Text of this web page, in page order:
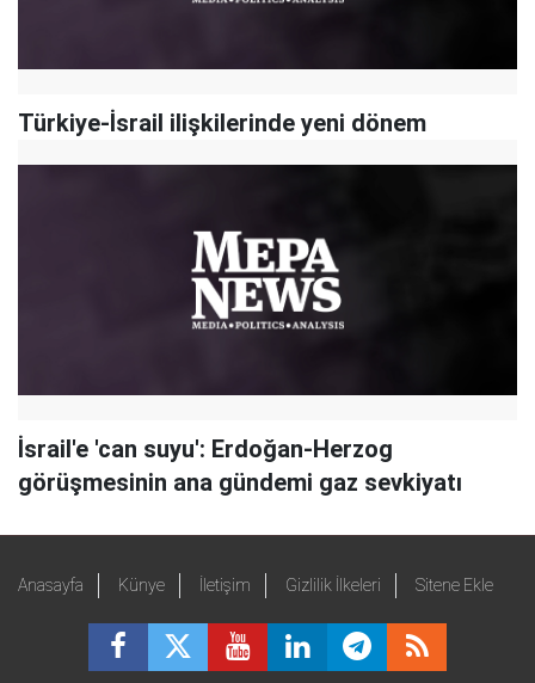
Türkiye-İsrail ilişkilerinde yeni dönem
İsrail'e 'can suyu': Erdoğan-Herzog
görüşmesinin ana gündemi gaz sevkiyatı
Anasayfa Künye İletişim Gizlilik İlkeleri Sitene Ekle